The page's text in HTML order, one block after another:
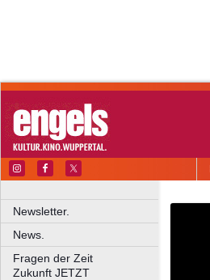
Newsletter.
News.
Fragen der Zeit
Zukunft JETZT